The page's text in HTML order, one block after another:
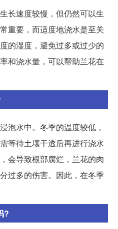
长速度较慢，但仍然可以生
重要，而适度地浇水是至关
的湿度，避免过多或过少的
和浇水量，可以帮助兰花在
泡水中。冬季的温度较低，
等待土壤干透后再进行浇水
会导致根部腐烂，兰花的肉
过多的伤害。因此，在冬季
?